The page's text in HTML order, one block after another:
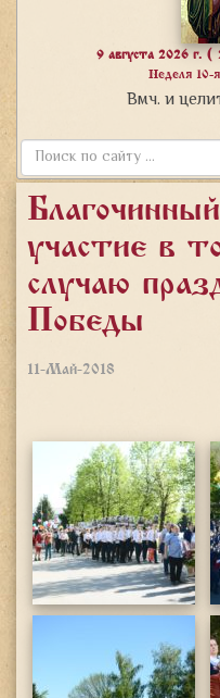
9 августа 2026 г. (
Неделя 10-
Вмч. и
участие в
случаю
Победы
11-Май-2018